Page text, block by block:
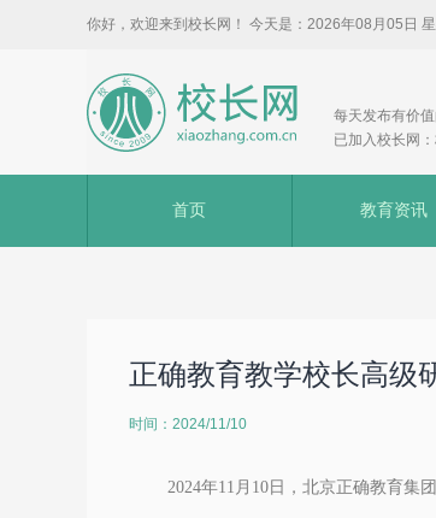
你好，欢迎来到校长网！ 今天是： 2026年08月05日
每天发布有价值
已加入校长网
首页 教育资讯
正确教育教学校长高级
时间：2024/11/10
2024年11月10日 ， 北京正确教育集团